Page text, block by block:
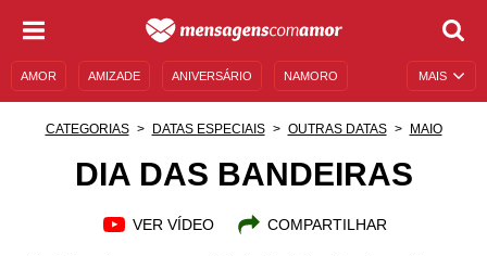
MAIS
AMOR AMIZADE ANIVERSÁRIO NAMORO
CATEGORIAS DATAS ESPECIAIS OUTRAS DATAS MAIO
DIA DAS BANDEIRAS
VER VÍDEO COMPARTILHAR